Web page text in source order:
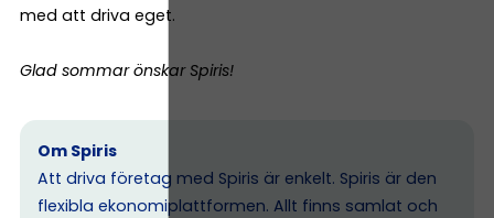
med att driva eget.
Glad sommar önskar Spiris!
Om Spiris
Att driva företag med Spiris är enkelt. Spiris är den
flexibla ekonomiplattformen. Allt finns samlat och